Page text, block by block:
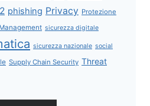
phishing Privacy Protezione
sicurezza digitale
sicurezza nazionale social
Supply Chain Security Threat